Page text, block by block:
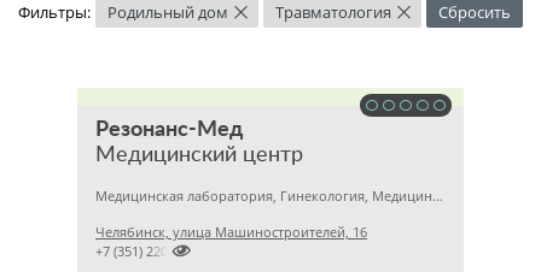
Фильтры: Родильный дом × Травматология × Сбросить
Резонанс-Мед
Медицинский центр
Медицинская лаборатория, Гинекология, Медицинский центр
Челябинск, улица Машиностроителей, 16

+7 (351) 2201031